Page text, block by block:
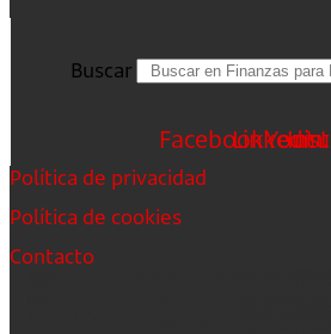
Buscar
FacebookLinkedin
Política de privacidad
Política de cookies
Contacto